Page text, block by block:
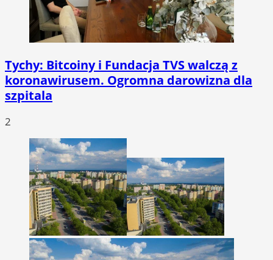
Tychy: Bitcoiny i Fundacja TVS walczą z
koronawirusem. Ogromna darowizna dla
szpitala
2